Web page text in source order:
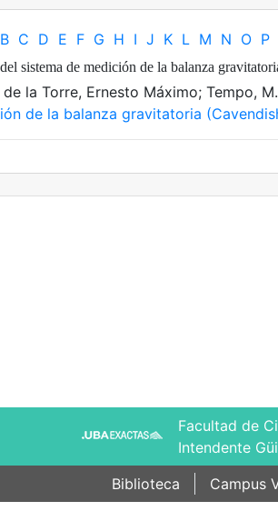
B C D E F G H I J K L M N O P
sistema de medición de la balanza
de la Torre, Ernesto Máximo; Tempo,
de la balanza gravitatoria
Facultad de
Intendente
Biblioteca
Campus